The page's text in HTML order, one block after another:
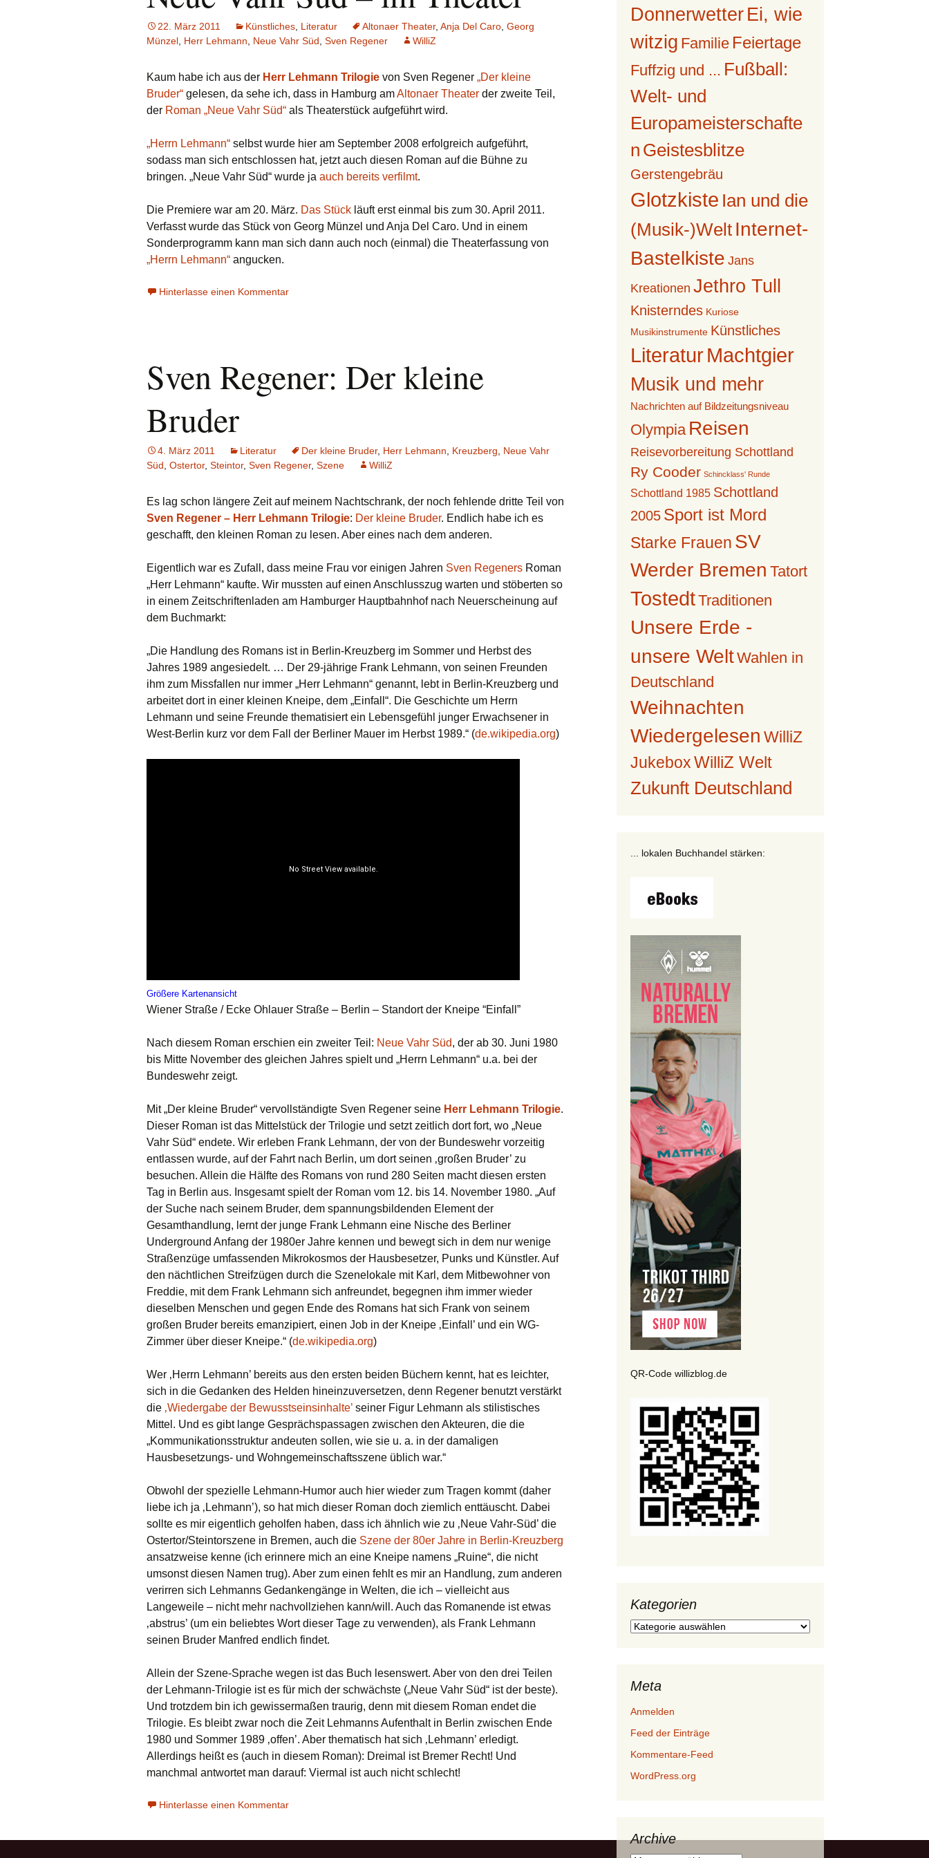
22. März 2011 Künstliches Literatur Altonaer Theater, Anja Del Caro Georg
Münzel Herr Lehmann Neue Vahr Süd Sven Regener WilliZ
Kaum habe ich aus der Herr Lehmann Trilogie von Sven Regener „Der kleine
Bruder“ gelesen, da sehe ich, dass in Hamburg amAltonaer Theater der zweite Teil,
der Roman „Neue Vahr Süd“ als Theaterstück aufgeführt wird.
„Herrn Lehmann“ selbst wurde hier am September 2008 erfolgreich aufgeführt,
sodass man sich entschlossen hat, jetzt auch diesen Roman auf die Bühne zu
bringen. „Neue Vahr Süd“ wurde ja auch bereits verfilmt.
Die Premiere war am 20. März. Das Stück läuft erst einmal bis zum 30. April 2011.
Verfasst wurde das Stück von Georg Münzel und Anja Del Caro. Und in einem
Sonderprogramm kann man sich dann auch noch (einmal) die Theaterfassung von
„Herrn Lehmann“ angucken.
Hinterlasse einen Kommentar
Sven Regener: Der kleine
Bruder
4. März 2011 Literatur Der kleine Bruder, Herr Lehmann Kreuzberg
Neue Vahr
Süd Ostertor, Steintor, Sven Regener, Szene WilliZ
Es lag schon längere Zeit auf meinem Nachtschrank, der noch fehlende dritte Teil von
Sven Regener – Herr Lehmann Trilogie: Der kleine Bruder. Endlich habe ich es
geschafft, den kleinen Roman zu lesen. Aber eines nach dem anderen.
Eigentlich war es Zufall, dass meine Frau vor einigen Jahren Sven Regeners Roman
„Herr Lehmann“ kaufte. Wir mussten auf einen Anschlusszug warten und stöberten so
in einem Zeitschriftenladen am Hamburger Hauptbahnhof nach Neuerscheinung auf
dem Buchmarkt:
„Die Handlung des Romans ist in Berlin-Kreuzberg im Sommer und Herbst des
Jahres 1989 angesiedelt. … Der 29-jährige Frank Lehmann, von seinen Freunden
ihm zum Missfallen nur immer „Herr Lehmann“ genannt, lebt in Berlin-Kreuzberg und
arbeitet dort in einer kleinen Kneipe, dem „Einfall“. Die Geschichte um Herrn
Lehmann und seine Freunde thematisiert ein Lebensgefühl junger Erwachsener in
West-Berlin kurz vor dem Fall der Berliner Mauer im Herbst 1989.“ (de.wikipedia.org)
Größere Kartenansicht
Wiener Straße / Ecke Ohlauer Straße – Berlin – Standort der Kneipe “Einfall”
Nach diesem Roman erschien ein zweiter Teil: Neue Vahr Süd, der ab 30. Juni 1980
bis Mitte November des gleichen Jahres spielt und „Herrn Lehmann“ u.a. bei der
Bundeswehr zeigt.
Mit „Der kleine Bruder“ vervollständigte Sven Regener seine Herr Lehmann Trilogie.
Dieser Roman ist das Mittelstück der Trilogie und setzt zeitlich dort fort, wo „Neue
Vahr Süd“ endete. Wir erleben Frank Lehmann, der von der Bundeswehr vorzeitig
entlassen wurde, auf der Fahrt nach Berlin, um dort seinen ‚großen Bruder’ zu
besuchen. Allein die Hälfte des Romans von rund 280 Seiten macht diesen ersten
Tag in Berlin aus. Insgesamt spielt der Roman vom 12. bis 14. November 1980. „Auf
der Suche nach seinem Bruder, dem spannungsbildenden Element der
Gesamthandlung, lernt der junge Frank Lehmann eine Nische des Berliner
Underground Anfang der 1980er Jahre kennen und bewegt sich in dem nur wenige
Straßenzüge umfassenden Mikrokosmos der Hausbesetzer, Punks und Künstler. Auf
den nächtlichen Streifzügen durch die Szenelokale mit Karl, dem Mitbewohner von
Freddie, mit dem Frank Lehmann sich anfreundet, begegnen ihm immer wieder
dieselben Menschen und gegen Ende des Romans hat sich Frank von seinem
großen Bruder bereits emanzipiert, einen Job in der Kneipe ‚Einfall’ und ein WG-
Zimmer über dieser Kneipe.“ (de.wikipedia.org)
Wer ‚Herrn Lehmann’ bereits aus den ersten beiden Büchern kennt, hat es leichter,
sich in die Gedanken des Helden hineinzuversetzen, denn Regener benutzt verstärkt
die ‚Wiedergabe der Bewusstseinsinhalte’ seiner Figur Lehmann als stilistisches
Mittel. Und es gibt lange Gesprächspassagen zwischen den Akteuren, die die
„Kommunikationsstruktur andeuten sollen, wie sie u. a. in der damaligen
Hausbesetzungs- und Wohngemeinschaftsszene üblich war.“
Obwohl der spezielle Lehmann-Humor auch hier wieder zum Tragen kommt (daher
liebe ich ja ‚Lehmann’), so hat mich dieser Roman doch ziemlich enttäuscht. Dabei
sollte es mir eigentlich geholfen haben, dass ich ähnlich wie zu ‚Neue Vahr-Süd’ die
Ostertor/Steintorszene in Bremen, auch die Szene der 80er Jahre in Berlin-Kreuzberg
ansatzweise kenne (ich erinnere mich an eine Kneipe namens „Ruine“, die nicht
umsonst diesen Namen trug). Aber zum einen fehlt es mir an Handlung, zum anderen
verirren sich Lehmanns Gedankengänge in Welten, die ich – vielleicht aus
Langeweile – nicht mehr nachvollziehen kann/will. Auch das Romanende ist etwas
‚abstrus’ (um ein beliebtes Wort dieser Tage zu verwenden), als Frank Lehmann
seinen Bruder Manfred endlich findet.
Allein der Szene-Sprache wegen ist das Buch lesenswert. Aber von den drei Teilen
der Lehmann-Trilogie ist es für mich der schwächste („Neue Vahr Süd“ ist der beste).
Und trotzdem bin ich gewissermaßen traurig, denn mit diesem Roman endet die
Trilogie. Es bleibt zwar noch die Zeit Lehmanns Aufenthalt in Berlin zwischen Ende
1980 und Sommer 1989 ‚offen’. Aber thematisch hat sich ‚Lehmann’ erledigt.
Allerdings heißt es (auch in diesem Roman): Dreimal ist Bremer Recht! Und
manchmal antwortet man darauf: Viermal ist auch nicht schlecht!
Hinterlasse einen Kommentar
Donnerwetter Ei, wie
witzig Familie Feiertage
Fuffzig und ... Fußball:
Welt- und
Europameisterschafte
n Geistesblitze
Gerstengebräu
Glotzkiste Ian und die
(Musik-)Welt Internet-
Bastelkiste Jans
Kreationen Jethro Tull
Knisterndes Kuriose
Musikinstrumente Künstliches
LiteraturMachtgier
Musik und mehr
Nachrichten auf Bildzeitungsniveau
Olympia Reisen
Reisevorbereitung Schottland
Ry Cooder Schincklass' Runde
Schottland 1985 Schottland
2005 Sport ist Mord
Starke Frauen SV
Werder Bremen Tatort
TostedtTraditionen
Unsere Erde -
unsere WeltWahlen in
Deutschland
Weihnachten
Wiedergelesen WilliZ
Jukebox WilliZ Welt
Zukunft Deutschland
... lokalen Buchhandel stärken:
QR-Code willizblog.de
Kategorien
Kategorien
Meta
Anmelden
Feed der Einträge
Kommentare-Feed
WordPress.org
Archive